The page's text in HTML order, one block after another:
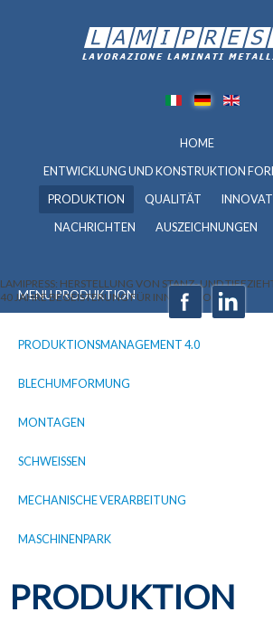
HOME
ENTWICKLUNG UND KONSTRUKTION
PRODUKTION QUALITÄT
NACHRICHTEN AUSZEICHNUNGEN
LAMIPRESS: HERSTELLUNG VON STANZ- UND
40 JAHRE BEGEISTERUNG FÜR INNOVATION
MENU PRODUKTION
PRODUKTIONSMANAGEMENT 4.0
BLECHUMFORMUNG
MONTAGEN
SCHWEISSEN
MECHANISCHE VERARBEITUNG
MASCHINENPARK
PRODUKTION